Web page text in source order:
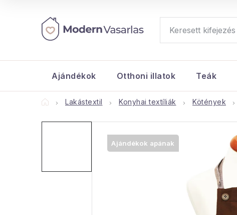
tartalomhoz
Ajándékok Otthoni illatok Teák
KezdőlapLakástextil Konyhai textíliák Kötények
Ajándékok apának